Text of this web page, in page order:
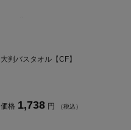
大判バスタオル【CF】
価格 1,738 円 （税込）